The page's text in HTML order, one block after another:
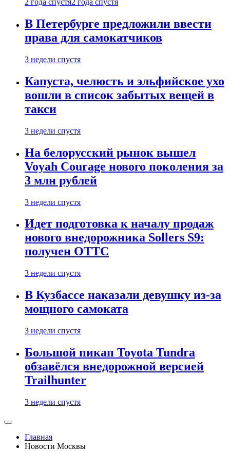
2 года спустя2 года спустя
В Петербурге предложили ввести
права для самокатчиков
3 недели спустя
Капуста, челюсть и эльфийское ухо
вошли в список забытых вещей в
такси
3 недели спустя
На белорусский рынок вышел
Voyah Courage нового поколения за
3 млн рублей
3 недели спустя
Идет подготовка к началу продаж
нового внедорожника Sollers S9:
получен ОТТС
3 недели спустя
В Кузбассе наказали девушку из-за
мощного самоката
3 недели спустя
Большой пикап Toyota Tundra
обзавёлся внедорожной версией
Trailhunter
3 недели спустя
Главная
Новости Москвы